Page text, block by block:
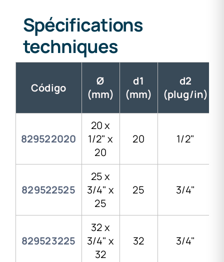
Spécifications
techniques
Código
Ø
(mm)
d1
(mm)
d2
(plug/in)
829522020
20 x
1/2" x
20
20 1/2"
829522525
25 x
3/4" x
25
25 3/4"
829523225
32 x
3/4" x
32
32 3/4"